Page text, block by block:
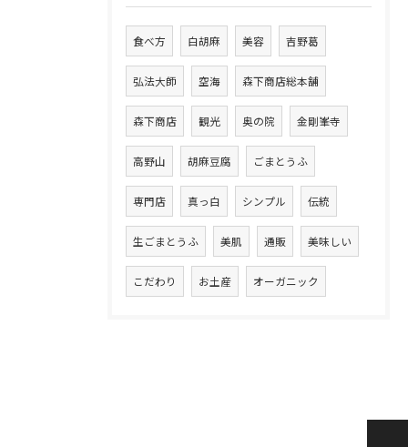
食べ方 白胡麻 美容 吉野葛
弘法大師 空海 森下商店総本舗
森下商店 観光 奥の院 金剛峯寺
高野山 胡麻豆腐 ごまとうふ
専門店 真っ白 シンプル 伝統
生ごまとうふ 美肌 通販 美味しい
こだわり お土産 オーガニック